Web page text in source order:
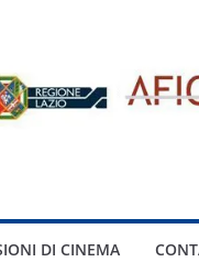
DI CINEMA